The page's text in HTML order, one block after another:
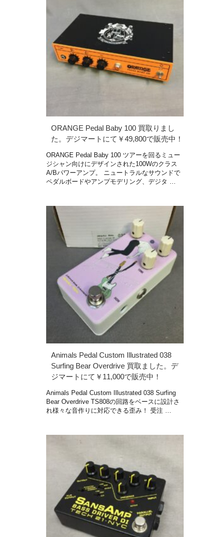
ORANGE Pedal Baby 100 買取りまし
た。デジマートにて￥49,800で販売中！
ORANGE Pedal Baby 100 ツアーを回るミュー
ジシャン向けにデザインされた100Wのクラス
A/Bパワーアンプ。 ニュートラルなサウンドで
ペダルボードやアンプモデリング、デジタ …
Animals Pedal Custom Illustrated 038
Surfing Bear Overdrive 買取ました。デ
ジマートにて￥11,000で販売中！
Animals Pedal Custom Illustrated 038 Surfing
Bear Overdrive TS808の回路をベースに設計さ
れ様々な音作りに対応できる歪み！ 受注 …